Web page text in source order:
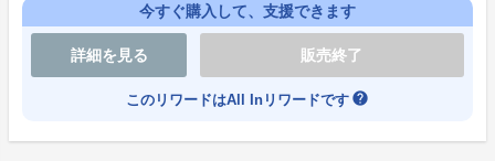
また、今回は集まった金額によって実行内容を増やすス
トレッチ方式で検討しております。
こちらも全てカミウタ制作の資金として大事に使用させ
て頂きます。
今すぐ購入して、支援できます
詳細を見る 販売終了
このリワードはAll Inリワードです help